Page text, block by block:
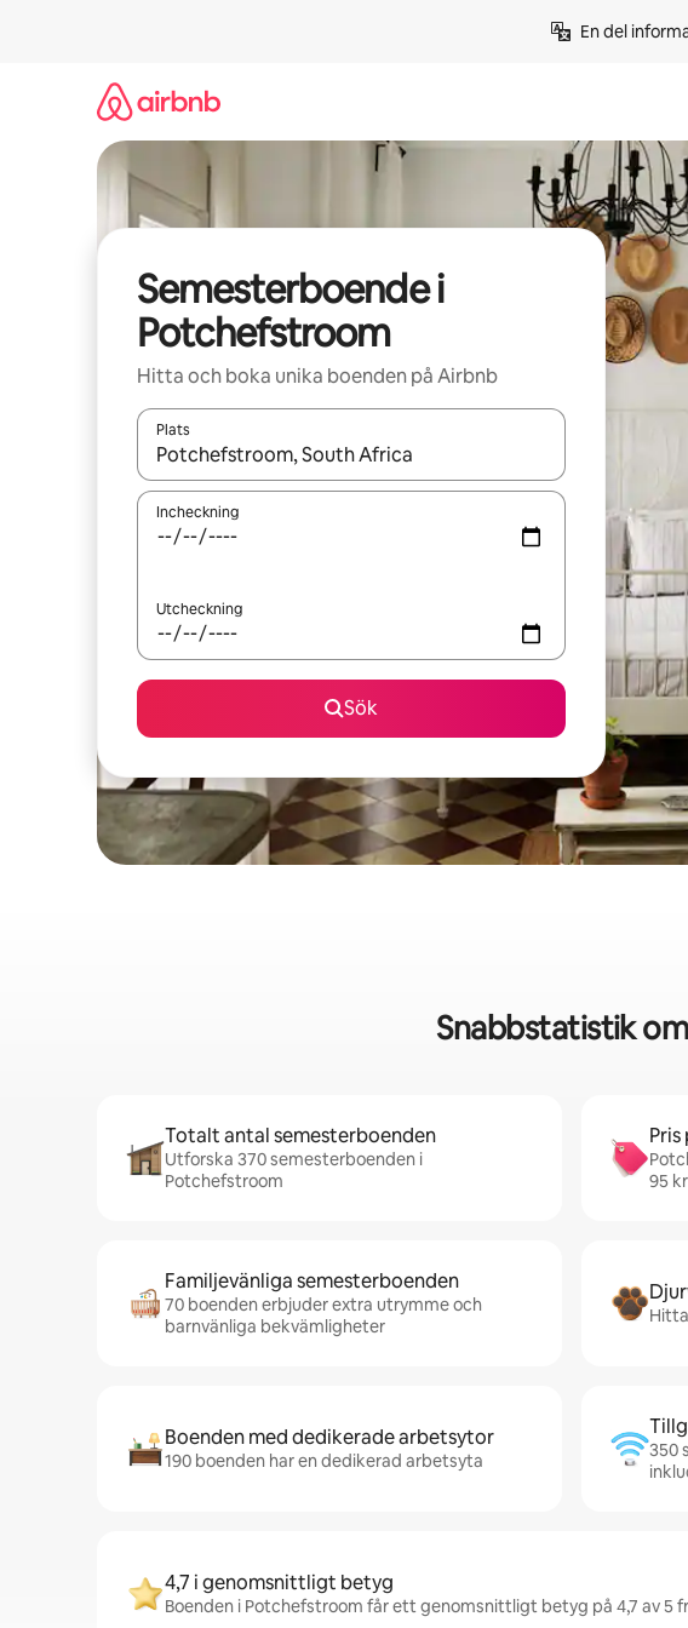
En del
Semesterboende i
Potchefstroom
Hitta och boka unika boenden på Airbnb
Plats
När resultaten är tillgängliga kan du navigera med upp- och
Incheckning
Utcheckning
Sök
Snabbstatistik
Totalt antal semesterboenden
Utforska 370 semesterboenden i
Potchefstroom
95
Familjevänliga semesterboenden
70 boenden erbjuder extra utrymme och
barnvänliga bekvämligheter
Boenden med dedikerade arbetsytor
190 boenden har en dedikerad arbetsyta
350
4,7 i genomsnittligt betyg
Boenden i Potchefstroom får ett genomsnittligt betyg på 4,7 av 5